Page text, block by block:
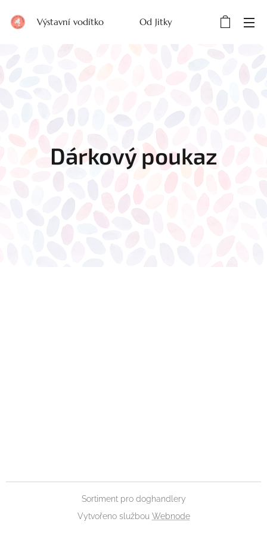
Výstavní vodítko Od Jitky
Dárkový poukaz
Sortiment pro doghandlery
Vytvořeno službou Webnode